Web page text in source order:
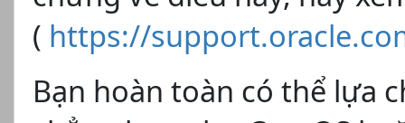
( https://
Bạn hoàn toàn có thể lựa